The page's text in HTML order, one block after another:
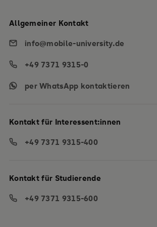
Allgemeiner Kontakt
info@mobile-university.de
+49 7371 9315-0
per WhatsApp kontaktieren
Kontakt für Interessent:innen
+49 7371 9315-400
Kontakt für Studierende
+49 7371 9315-600